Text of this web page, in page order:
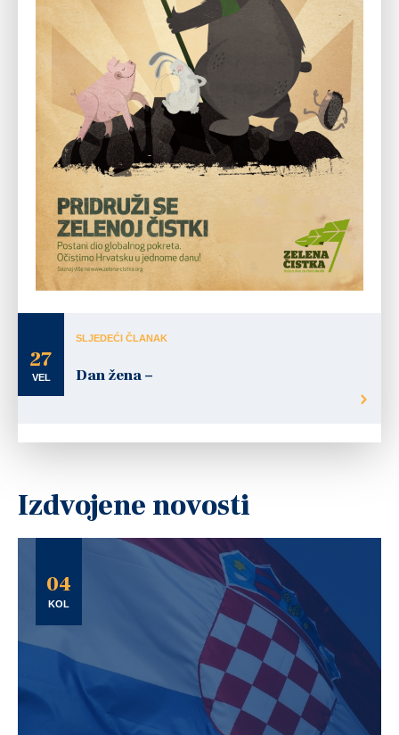
27
VEL
SLJEDEĆI ČLANAK
Dan žena –
Izdvojene novosti
04
KOL